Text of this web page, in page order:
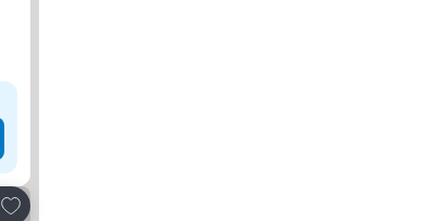
Lägg till i Mina Favoriter